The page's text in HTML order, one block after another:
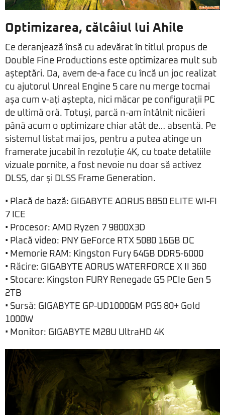
Optimizarea, călcâiul lui Ahile
Ce deranjează însă cu adevărat în titlul propus de
Double Fine Productions este optimizarea mult sub
așteptări. Da, avem de-a face cu încă un joc realizat
cu ajutorul Unreal Engine 5 care nu merge tocmai
așa cum v-ați aștepta, nici măcar pe configurații PC
de ultimă oră. Totuși, parcă n-am întâlnit nicăieri
până acum o optimizare chiar atât de… absentă. Pe
sistemul listat mai jos, pentru a putea atinge un
framerate jucabil în rezoluție 4K, cu toate detaliile
vizuale pornite, a fost nevoie nu doar să activez
DLSS, dar și DLSS Frame Generation.
• Placă de bază: GIGABYTE AORUS B850 ELITE WI-FI
7 ICE
• Procesor: AMD Ryzen 7 9800X3D
• Placă video: PNY GeForce RTX 5080 16GB OC
• Memorie RAM: Kingston Fury 64GB DDR5-6000
• Răcire: GIGABYTE AORUS WATERFORCE X II 360
• Stocare: Kingston FURY Renegade G5 PCIe Gen 5
2TB
• Sursă: GIGABYTE GP-UD1000GM PG5 80+ Gold
1000W
• Monitor: GIGABYTE M28U UltraHD 4K